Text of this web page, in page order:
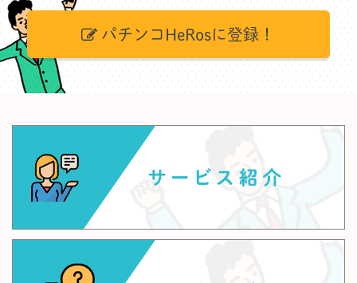
パチンコHeRosに登録！